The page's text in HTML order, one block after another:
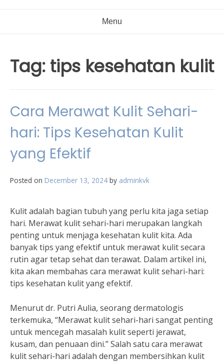
Menu
Tag: tips kesehatan kulit
Cara Merawat Kulit Sehari-
hari: Tips Kesehatan Kulit
yang Efektif
Posted on December 13, 2024 by adminkvk
Kulit adalah bagian tubuh yang perlu kita jaga setiap
hari. Merawat kulit sehari-hari merupakan langkah
penting untuk menjaga kesehatan kulit kita. Ada
banyak tips yang efektif untuk merawat kulit secara
rutin agar tetap sehat dan terawat. Dalam artikel ini,
kita akan membahas cara merawat kulit sehari-hari:
tips kesehatan kulit yang efektif.
Menurut dr. Putri Aulia, seorang dermatologis
terkemuka, “Merawat kulit sehari-hari sangat penting
untuk mencegah masalah kulit seperti jerawat,
kusam, dan penuaan dini.” Salah satu cara merawat
kulit sehari-hari adalah dengan membersihkan kulit